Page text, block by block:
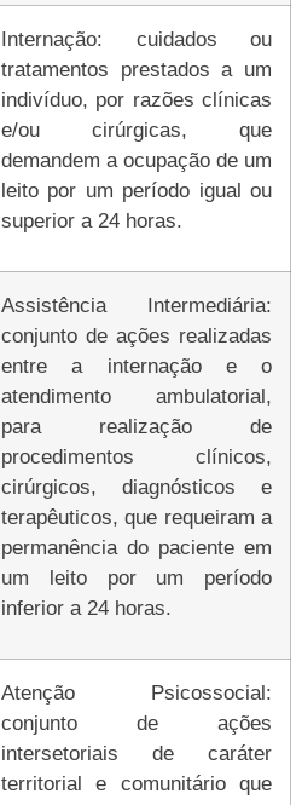
Internação: cuidados ou
tratamentos prestados a um
indivíduo, por razões clínicas
e/ou cirúrgicas, que
demandem a ocupação de um
leito por um período igual ou
superior a 24 horas.
Assistência Intermediária:
conjunto de ações realizadas
entre a internação e o
atendimento ambulatorial,
para realização de
procedimentos clínicos,
cirúrgicos, diagnósticos e
terapêuticos, que requeiram a
permanência do paciente em
um leito por um período
inferior a 24 horas.
Atenção Psicossocial:
conjunto de ações
intersetoriais de caráter
territorial e comunitário que